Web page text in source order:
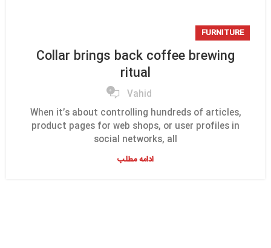
FURNITURE
Collar brings back coffee brewing
ritual
Vahid
0
When it’s about controlling hundreds of articles,
product pages for web shops, or user profiles in
social networks, all
ادامه مطلب